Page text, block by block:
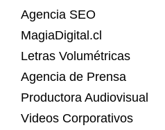
Agencia SEO
MagiaDigital.cl
Letras Volumétricas
Agencia de Prensa
Productora Audiovisual
Videos Corporativos